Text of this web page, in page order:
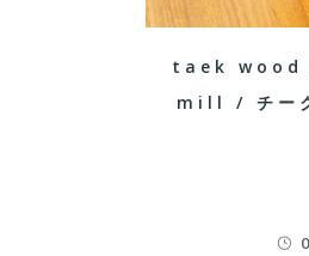
taek
mill / チーク